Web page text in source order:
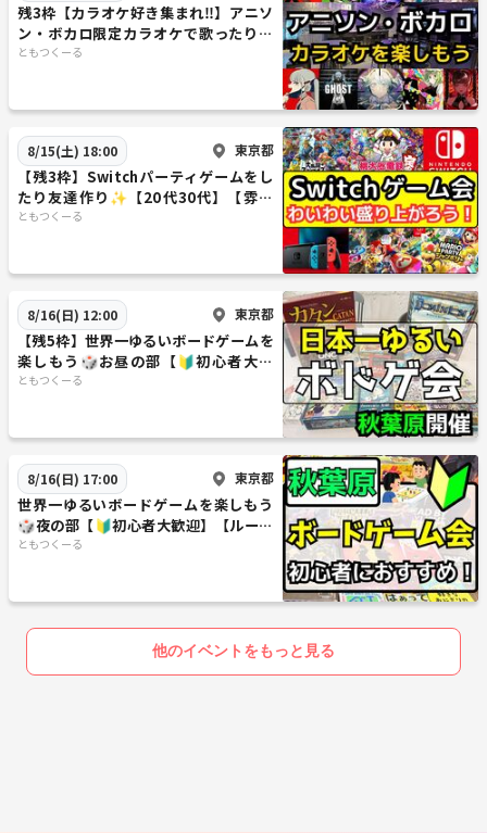
残3枠【カラオケ好き集まれ‼️】アニソ
ン・ボカロ限定カラオケで歌ったり友
達作り✨【20代30代】【新規大歓迎
ともつくーる
8/15(土) 18:00 東京都
【残3枠】Switchパーティゲームをし
たり友達作り✨️【20代30代】【雰囲
気重視‼️】
ともつくーる
8/16(日) 12:00 東京都
【残5枠】世界一ゆるいボードゲームを
楽しもう🎲お昼の部【🔰初心者大歓
迎】【ルール説明あり⭐️】【友達作
ともつくーる
8/16(日) 17:00 東京都
世界一ゆるいボードゲームを楽しもう
🎲夜の部【🔰初心者大歓迎】【ルール
説明あり⭐️】【友達作り！】
ともつくーる
他のイベントをもっと見る